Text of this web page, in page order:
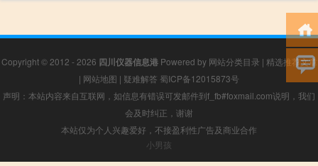
Copyright © 2012 - 2026 四川仪器信息港Powered by 网站分类目录 | 精选推荐文章
| 网站地图 | 疑难解答 蜀ICP备12015873号
声明：本站内容来自互联网，如信息有错误可发邮件到f_fb#foxmail.com说明，我们
会及时纠正，谢谢
本站仅为个人兴趣爱好，不接盈利性广告及商业合作
小男孩